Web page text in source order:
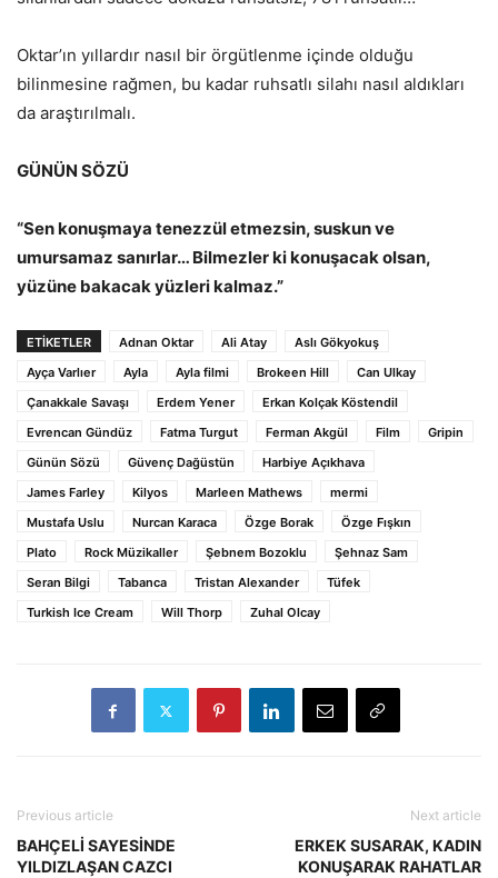
Oktar’ın yıllardır nasıl bir örgütlenme içinde olduğu
bilinmesine rağmen, bu kadar ruhsatlı silahı nasıl aldıkları
da araştırılmalı.
GÜNÜN SÖZÜ
“Sen konuşmaya tenezzül etmezsin, suskun ve
umursamaz sanırlar… Bilmezler ki konuşacak olsan,
yüzüne bakacak yüzleri kalmaz.”
ETİKETLER Adnan Oktar Ali Atay
Aslı Gökyokuş
Ayça Varlıer
Ayla Ayla filmi Brokeen Hill
Can Ulkay
Çanakkale Savaşı
Erdem Yener
Erkan Kolçak Köstendil
Evrencan Gündüz
Fatma Turgut Ferman Akgül Film
Gripin
Günün Sözü
Güvenç Dağüstün
Harbiye Açıkhava
James Farley
Kilyos Marleen Mathews
mermi
Mustafa Uslu
Nurcan Karaca Özge Borak
Özge Fışkın
Plato
Rock Müzikaller Şebnem Bozoklu
Şehnaz Sam
Seran Bilgi
Tabanca Tristan Alexander
Tüfek
Turkish Ice Cream
Will Thorp Zuhal Olcay
Previous article
BAHÇELİ SAYESİNDE
YILDIZLAŞAN CAZCI
Next article
ERKEK SUSARAK, KADIN
KONUŞARAK RAHATLAR